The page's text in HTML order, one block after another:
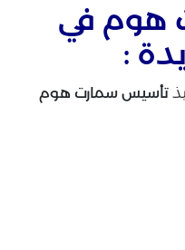
هوم في
:
تأسيس سمارت هوم